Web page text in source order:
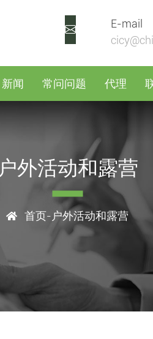
E-mail
新闻 常问问题 代理
户外活动和露营
首页-户外活动和露营